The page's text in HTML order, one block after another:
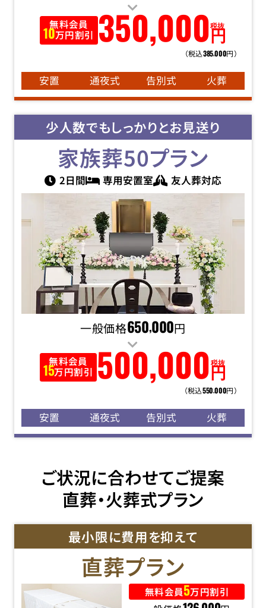
無料会員
10万円割引 350,000 円
税抜
（税込385,000円）
安置 通夜式 告別式 火葬
少人数でもしっかりとお見送り
家族葬50プラン
2日間 専用安置室 友人葬対応
一般価格650,000円
無料会員
15万円割引 500,000 円
税抜
（税込550,000円）
安置 通夜式 告別式 火葬
ご状況に合わせてご提案
直葬・火葬式プラン
最小限に費用を抑えて
直葬プラン
無料会員5万円割引